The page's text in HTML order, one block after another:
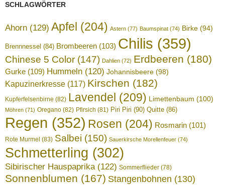
SCHLAGWÖRTER
Ahorn (129) Apfel (204) Astern (77) Baumspinat (74) Birke (94)
Brennnessel (84) Brombeeren (103) Chilis (359)
Chinese 5 Color (147) Dahlien (72) Erdbeeren (180)
Gurke (109) Hummeln (120) Johannisbeere (98)
Kapuzinerkresse (117) Kirschen (182)
Kupferfelsenbirne (82) Lavendel (209) Limettenbaum (100)
Möhren (71) Oregano (82) Pfirsich (81) Piri Piri (90) Quitte (86)
Regen (352) Rosen (204) Rosmarin (101)
Rote Murmel (83) Salbei (150) Sauerkirsche Morellenfeuer (74)
Schmetterling (302)
Sibirischer Hauspaprika(122) Sommerflieder (78)
Sonnenblumen (167) Stangenbohnen (130)